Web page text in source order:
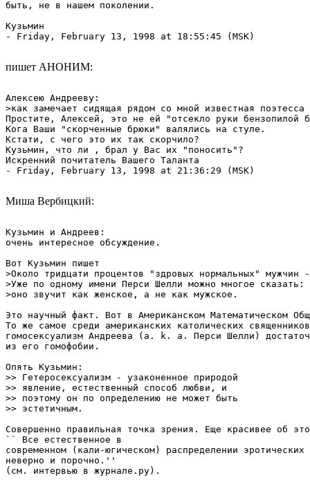
быть, не в нашем поколении.
Кузьмин
- Friday, February 13, 1998 at 18:55:45 (MSK)
пишет АНОНИМ:
Алексею Андрееву:
>как замечает сидящая рядом со мной известная поэтесса
Простите, Алексей, это не ей "отсекло руки бензопилой
Кога Ваши "скорченные брюки" валялись на стуле.
Кстати, с чего это их так скорчило?
Кузьмин, что ли , брал у Вас их "поносить"?
Искренний почитатель Вашего Таланта
- Friday, February 13, 1998 at 21:36:29 (MSK)
Миша Вербицкий:
Кузьмин и Андреев:
очень интересное обсуждение.
Вот Кузьмин пишет
>Около тридцати процентов "здровых нормальных"
>Уже по одному имени Перси Шелли можно многое сказать:
>оно звучит как женское, а не как мужское.
Это научный факт. Вот в Американском Математическом
То же самое среди американских католических
гомосексуализм Андреева (a. k. a. Перси Шелли)
из его гомофобии.
Опять Кузьмин:
>> Гетеросексуализм - узаконенное природой
>> явление, естественный способ любви, и
>> поэтому он по определению не может быть
>> эстетичным.
Совершенно правильная точка зрения. Еще красивее об
`` Все естественное в
современном (кали-югическом) распределении
неверно и порочно.''
(см. интервью в журнале.ру).